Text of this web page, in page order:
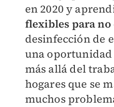
en 2020 y
flexibles para
desinfección de
una oportunidad
más allá del
hogares que se
muchos